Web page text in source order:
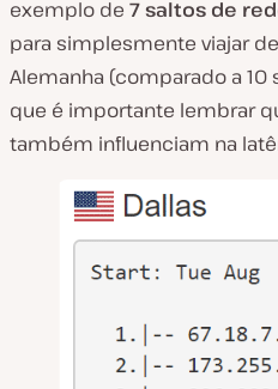
exemplo de 7 saltos de
para simplesmente viajar de
Alemanha (comparado a 10
que é importante lembrar
também influenciam na